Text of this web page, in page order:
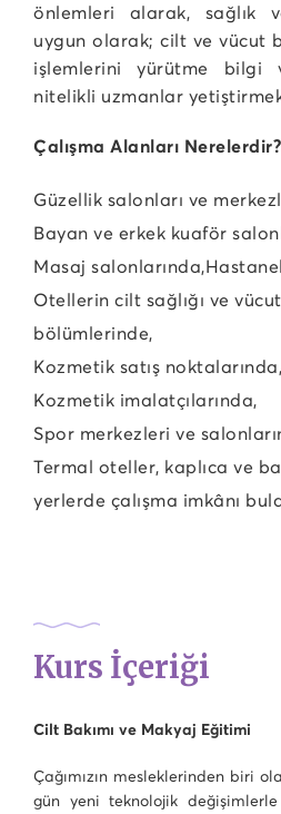
önlemleri alarak, sağlık
uygun olarak; cilt ve vücut
işlemlerini yürütme bilgi
nitelikli uzmanlar
Çalışma Alanları Nerelerdir?
Güzellik salonları ve
Bayan ve erkek kuaför
Masaj salonlarında,
Otellerin cilt sağlığı ve vücut
bölümlerinde,
Kozmetik satış noktalarında,
Kozmetik imalatçılarında,
Spor merkezleri ve
Termal oteller, kaplıca ve
yerlerde çalışma imkânı
Kurs İçeriği
Cilt Bakımı ve Makyaj Eğitimi
Çağımızın mesleklerinden biri
gün yeni teknolojik